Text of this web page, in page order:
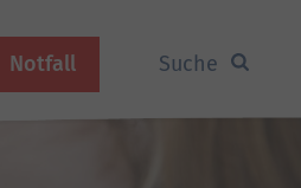
Notfall Suche